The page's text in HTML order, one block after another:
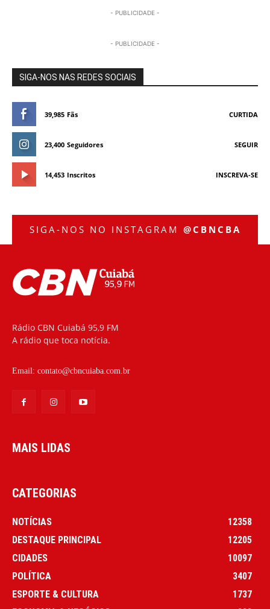
- PUBLICIDADE -
- PUBLICIDADE -
SIGA-NOS NAS REDES SOCIAIS
39,985 Fãs CURTIDA
23,400 Seguidores SEGUIR
14,453 Inscritos INSCREVA-SE
SIGA-NOS NO INSTAGRAM @CBNCBA
Rádio CBN Cuiabá 95,9 FM
A rádio que toca notícia.
Email: contato@cbncuiaba.com.br
MAIS LIDAS
CATEGORIAS
NOTÍCIAS
12358
DESTAQUE PRINCIPAL
12205
CIDADES
10097
POLÍTICA
3407
ESPORTE & CULTURA
1737